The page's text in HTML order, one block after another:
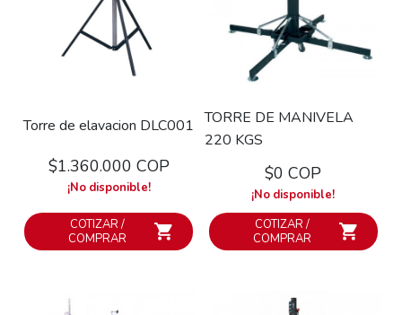
Torre de elavacion DLC001
$1.360.000 COP
¡No disponible!
COTIZAR /
COMPRAR
TORRE DE MANIVELA
220 KGS
$0 COP
¡No disponible!
COTIZAR /
COMPRAR